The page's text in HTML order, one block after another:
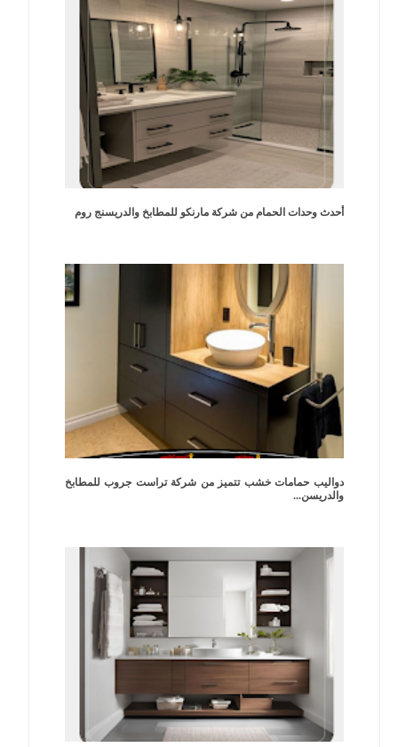
أحدث وحدات الحمام من شركة مارنكو للمطابخ والدريسنج روم
دواليب حمامات خشب تتميز من شركة تراست جروب للمطابخ
والدريسن...